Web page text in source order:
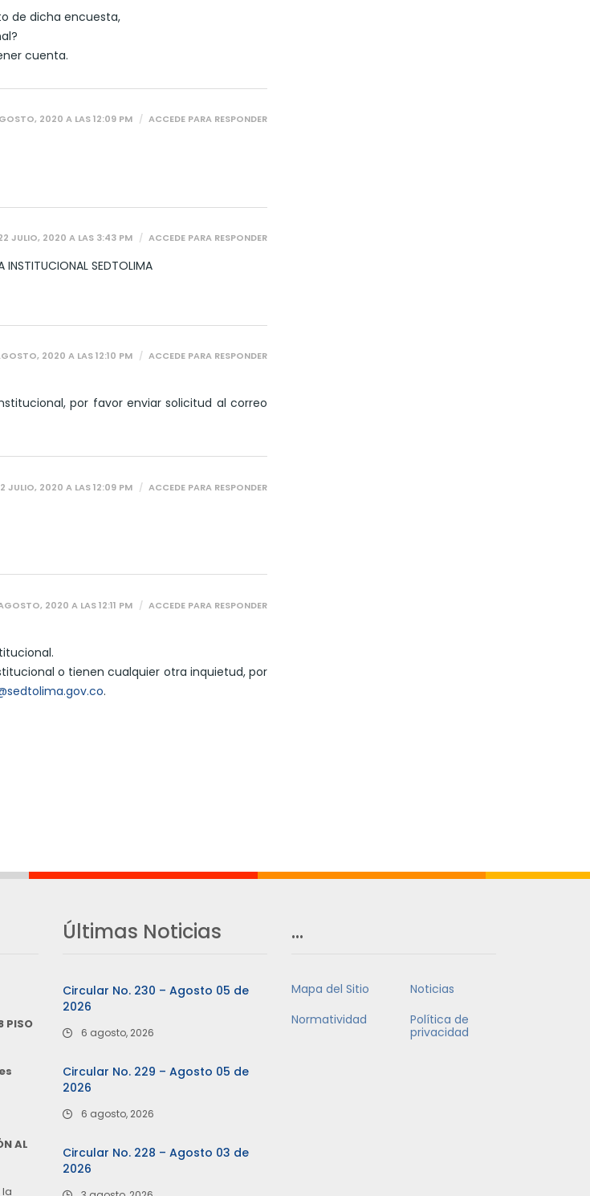
de dicha encuesta,
cuenta.
2020 A LAS 12:09 PM ACCEDE PARA RESPONDER
JULIO, 2020 A LAS 3:43 PM ACCEDE PARA RESPONDER
INSTITUCIONAL SEDTOLIMA
2020 A LAS 12:10 PM ACCEDE PARA RESPONDER
por favor enviar solicitud al correo
JULIO, 2020 A LAS 12:09 PM ACCEDE PARA RESPONDER
2020 A LAS 12:11 PM ACCEDE PARA RESPONDER
o tienen cualquier otra inquietud, por
.
PISO
AL
Últimas Noticias
Circular No. 230 – Agosto 05 de
2026
6 agosto, 2026
Circular No. 229 – Agosto 05 de
2026
6 agosto, 2026
Circular No. 228 – Agosto 03 de
2026
…
Mapa del Sitio
Noticias
Normatividad
Política de
privacidad